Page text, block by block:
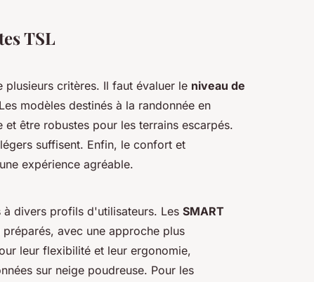
TSL
plusieurs critères. Il faut évaluer le niveau de
modèles destinés à la randonnée en
être robustes pour les terrains escarpés.
suffisent. Enfin, le confort et
expérience agréable.
divers profils d'utilisateurs. Les SMART
avec une approche plus
leur flexibilité et leur ergonomie,
sur neige poudreuse. Pour les